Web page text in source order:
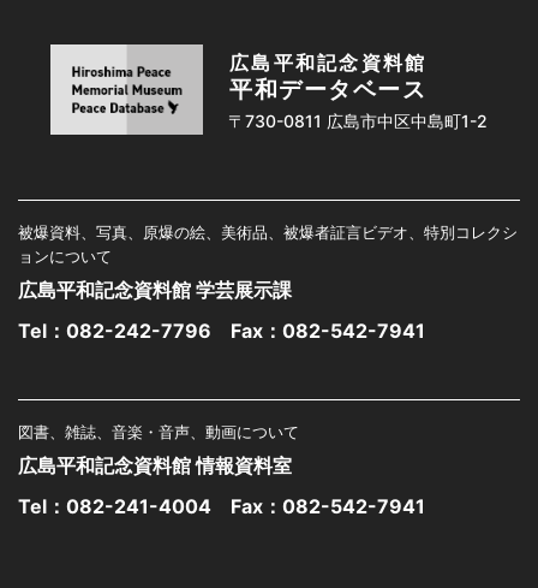
広島平和記念資料館
平和データベース
〒730-0811 広島市中区中島町1-2
被爆資料、写真、原爆の絵、美術品、被爆者証言ビデオ、特別コレクシ
ョンについて
広島平和記念資料館 学芸展示課
Tel： 082-242-7796 Fax：082-542-7941
図書、雑誌、音楽・音声、動画について
広島平和記念資料館 情報資料室
Tel： 082-241-4004 Fax：082-542-7941